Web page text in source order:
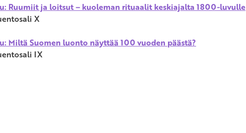
Ruumiit ja loitsut – kuoleman rituaalit keskiajalta 1800-luvulle
X
Miltä Suomen luonto näyttää 100 vuoden päästä?
IX